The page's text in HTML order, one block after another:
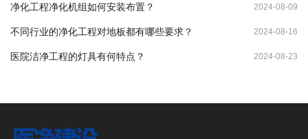
2024-08-09
净化工程净化机组如何安装布置？
2024-08-16
不同行业的净化工程对地板都有哪些要求？
2024-08-23
医院洁净工程的灯具有何特点？